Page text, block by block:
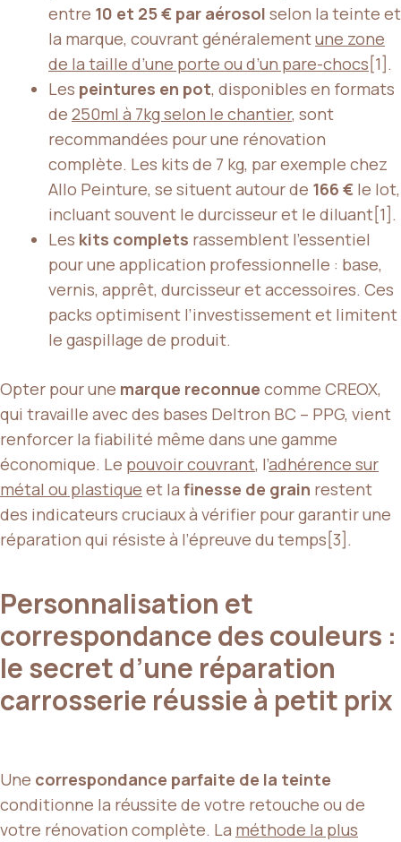
entre 10 et 25 € par aérosol selon la teinte et
la marque, couvrant généralementune zone
de la taille d’une porte ou d’un pare-chocs[1].
Les peintures en pot, disponibles en formats
de 250ml à 7kg selon le chantier, sont
recommandées pour une rénovation
complète. Les kits de 7 kg, par exemple chez
Allo Peinture, se situent autour de 166 € le lot,
incluant souvent le durcisseur et le diluant[1].
Les kits complets rassemblent l’essentiel
pour une application professionnelle : base,
vernis, apprêt, durcisseur et accessoires. Ces
packs optimisent l’investissement et limitent
le gaspillage de produit.
Opter pour une marque reconnue comme CREOX,
qui travaille avec des bases Deltron BC – PPG, vient
renforcer la fiabilité même dans une gamme
économique. Le pouvoir couvrant, l’adhérence sur
métal ou plastique et la finesse de grain restent
des indicateurs cruciaux à vérifier pour garantir une
réparation qui résiste à l’épreuve du temps[3].
Personnalisation et
correspondance des couleurs :
le secret d’une réparation
carrosserie réussie à petit prix
Une correspondance parfaite de la teinte
conditionne la réussite de votre retouche ou de
votre rénovation complète. La méthode la plus